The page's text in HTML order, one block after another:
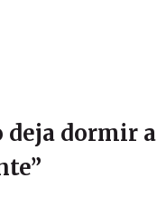
deja dormir a